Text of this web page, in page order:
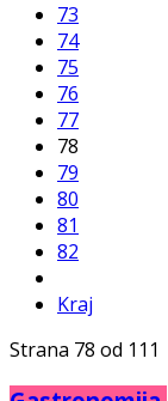
73
74
75
76
77
78
79
80
81
82
Kraj
Strana 78 od 111